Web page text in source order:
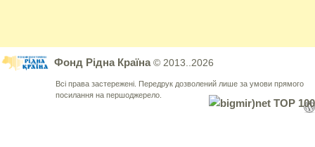
Фонд Рідна Країна© 2013..2026
Всі права застережені. Передрук дозволений лише за умови прямого
посилання на першоджерело.